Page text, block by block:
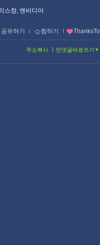
스창, 엔비디아
공유하기 ｌ 찜하기 ｌ ThanksTo
먼댓글바로쓰기
주소복사